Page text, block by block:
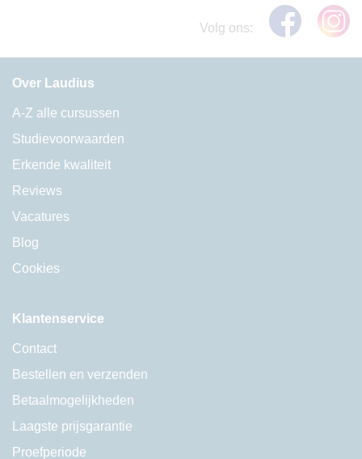
Volg ons:
Over Laudius
A-Z alle cursussen
Studievoorwaarden
Erkende kwaliteit
Reviews
Vacatures
Blog
Cookies
Klantenservice
Contact
Bestellen en verzenden
Betaalmogelijkheden
Laagste prijsgarantie
Proefperiode